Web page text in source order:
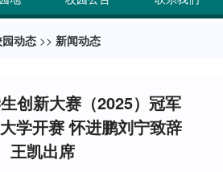
动态 >> 新闻动态
创新大赛（2025）冠军
学开赛 怀进鹏刘宁致辞
王凯出席